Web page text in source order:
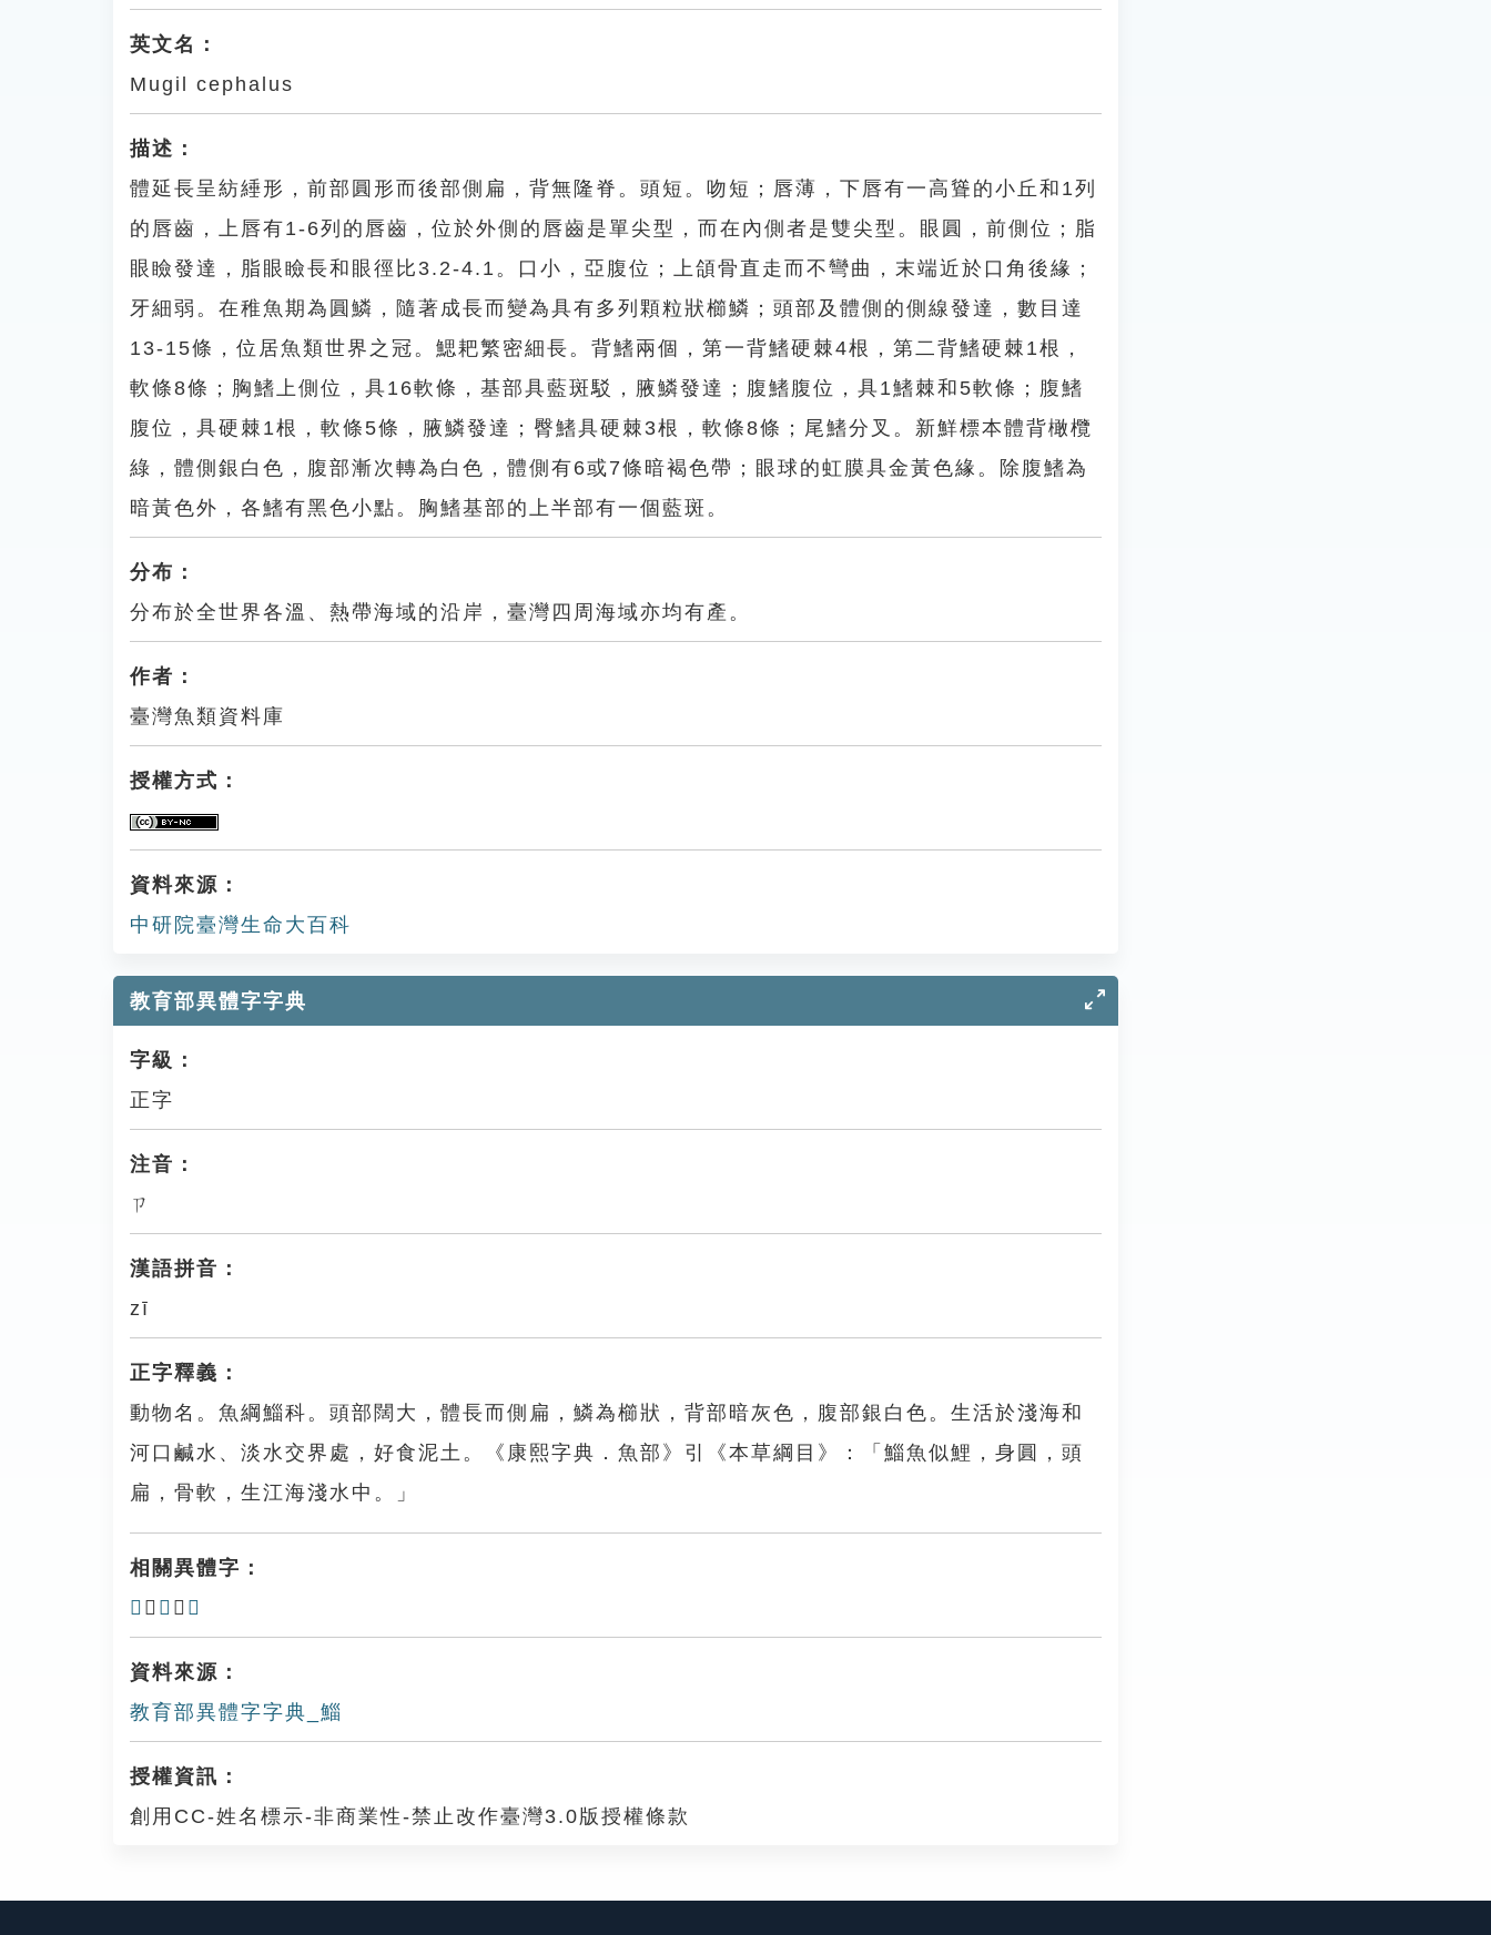
英文名：
Mugil cephalus
描述：
體延長呈紡綞形，前部圓形而後部側扁，背無隆脊。頭短。吻短；唇薄，下唇有一高聳的小丘和1列
的唇齒，上唇有1-6列的唇齒，位於外側的唇齒是單尖型，而在內側者是雙尖型。眼圓，前側位；脂
眼瞼發達，脂眼瞼長和眼徑比3.2-4.1。口小，亞腹位；上頜骨直走而不彎曲，末端近於口角後緣；
牙細弱。在稚魚期為圓鱗，隨著成長而變為具有多列顆粒狀櫛鱗；頭部及體側的側線發達，數目達
13-15條，位居魚類世界之冠。鰓耙繁密細長。背鰭兩個，第一背鰭硬棘4根，第二背鰭硬棘1根，
軟條8條；胸鰭上側位，具16軟條，基部具藍斑駁，腋鱗發達；腹鰭腹位，具1鰭棘和5軟條；腹鰭
腹位，具硬棘1根，軟條5條，腋鱗發達；臀鰭具硬棘3根，軟條8條；尾鰭分叉。新鮮標本體背橄欖
綠，體側銀白色，腹部漸次轉為白色，體側有6或7條暗褐色帶；眼球的虹膜具金黃色緣。除腹鰭為
暗黃色外，各鰭有黑色小點。胸鰭基部的上半部有一個藍斑。
分布：
分布於全世界各溫、熱帶海域的沿岸，臺灣四周海域亦均有產。
作者：
臺灣魚類資料庫
授權方式：
資料來源：
中研院臺灣生命大百科
教育部異體字字典
字級：
正字
注音：
ㄗ
漢語拼音：
zī
正字釋義：
動物名。魚綱鯔科。頭部闊大，體長而側扁，鱗為櫛狀，背部暗灰色，腹部銀白色。生活於淺海和
河口鹹水、淡水交界處，好食泥土。《康熙字典．魚部》引《本草綱目》：「鯔魚似鯉，身圓，頭
扁，骨軟，生江海淺水中。」
相關異體字：
𩞮 、 𩺅 、 𩻨
資料來源：
教育部異體字字典_鯔
授權資訊：
創用CC-姓名標示-非商業性-禁止改作臺灣3.0版授權條款